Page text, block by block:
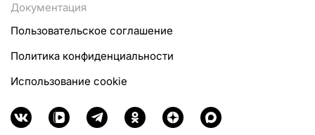
Документация
Пользовательское соглашение
Политика конфиденциальности
Использование cookie